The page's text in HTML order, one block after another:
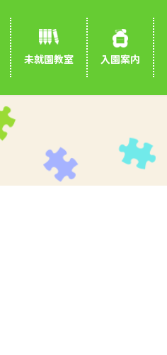
未就園教室 入園案内